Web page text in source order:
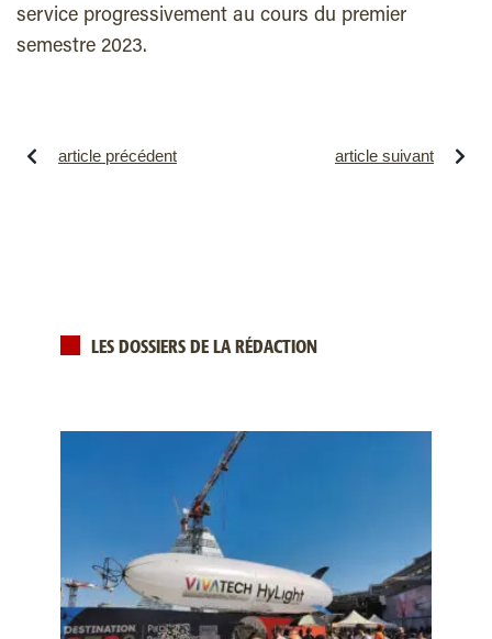
service progressivement au cours du premier
semestre 2023.
article précédent article suivant
LES DOSSIERS DE LA RÉDACTION